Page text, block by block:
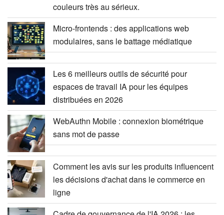
couleurs très au sérieux.
Micro-frontends : des applications web
modulaires, sans le battage médiatique
Les 6 meilleurs outils de sécurité pour
espaces de travail IA pour les équipes
distribuées en 2026
WebAuthn Mobile : connexion biométrique
sans mot de passe
Comment les avis sur les produits influencent
les décisions d'achat dans le commerce en
ligne